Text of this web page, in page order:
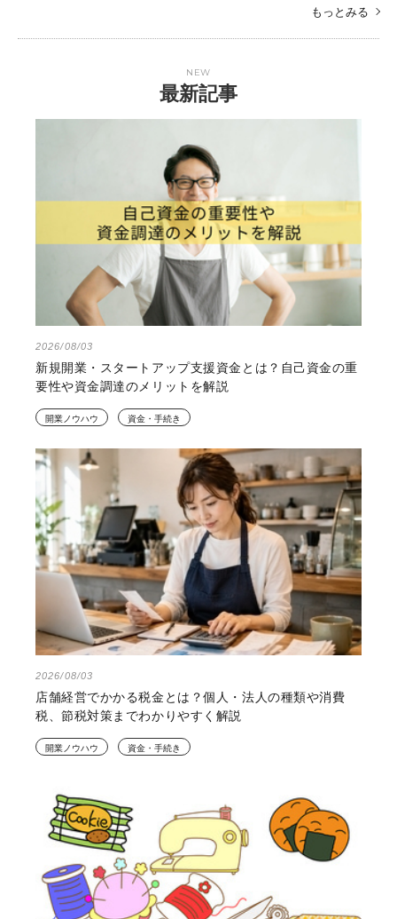
もっとみる
NEW
最新記事
2026/08/03
新規開業・スタートアップ支援資金とは？自己資金の重
要性や資金調達のメリットを解説
開業ノウハウ 資金・手続き
2026/08/03
店舗経営でかかる税金とは？個人・法人の種類や消費
税、節税対策までわかりやすく解説
開業ノウハウ 資金・手続き